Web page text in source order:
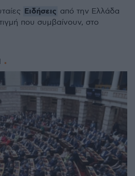
Ειδήσεις από την Ελλάδα
που συμβαίνουν, στο